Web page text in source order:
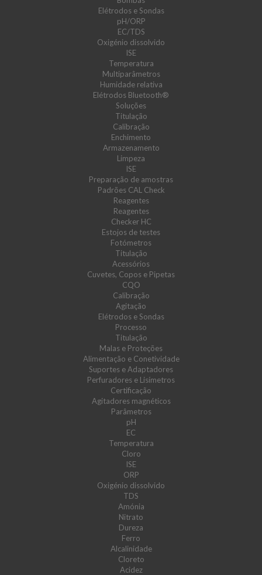
Elétrodos e Sondas
pH/ORP
EC/TDS
Oxigénio dissolvido
ISE
Temperatura
Multiparâmetros
Humidade relativa
Elétrodos Bluetooth®
Soluções
Titulação
Calibração
Enchimento
Armazenamento
Limpeza
ISE
Preparação de amostras
Padrões CAL Check
Reagentes
Reagentes
Checker HC
Estojos de testes
Fotómetros
Titulação
Acessórios
Cuvetes, Copos e Pipetas
CQO
Calibração
Agitação
Elétrodos e Sondas
Processo
Titulação
Malas e Proteções
Alimentação e Conetividade
Suportes e Adaptadores
Perfuradores e Lisímetros
Certificação
Agitadores magnéticos
Parâmetros
pH
EC
Temperatura
Cloro
ISE
ORP
Oxigénio dissolvido
TDS
Amónia
Nitrato
Dureza
Ferro
Alcalinidade
Cloreto
Acidez